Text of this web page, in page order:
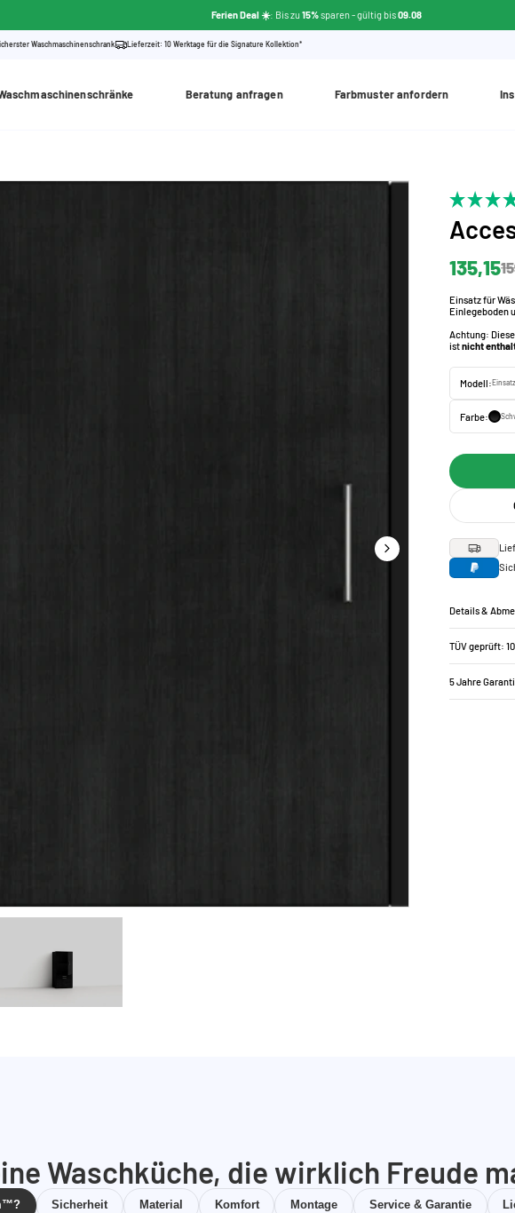
Ferien Deal ☀️: Bis zu15%sparen- gültig bis09.08
Waschmaschinenschrank Lieferzeit: 10 Werktage für die Signature Kollektion*
Beratung anfragen Farbmuster anfordern
135,15
Einsatz für
Einlegeboden
Achtung:
istnicht
Modell:
Farbe:
Details &
TÜV geprüft:
5 Jahre
Waschküche, die wirklich Freude
Sicherheit Material Komfort Montage Service & Garantie